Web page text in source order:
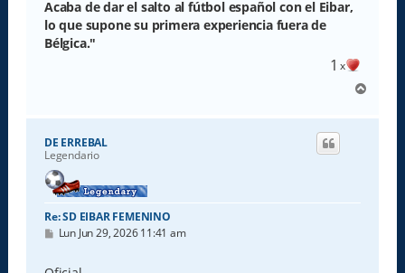
Acaba de dar el salto al fútbol español con el Eibar,
lo que supone su primera experiencia fuera de
Bélgica."
1 x
r
DE ERREBAL
Legendario
Re: SD EIBAR FEMENINO
M
s
Lun Jun 29, 2026 11:41 am